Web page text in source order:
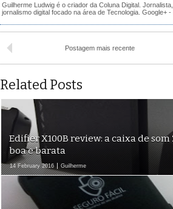
Guilherme Ludwig é o criador da Coluna Digital.
jornalismo digital focado na área de Tecnologia. Google+ -
Postagem mais recente
Related Posts
Edifier X100B review: a caixa de som
boa e barata
14 February 2016 Guilherme